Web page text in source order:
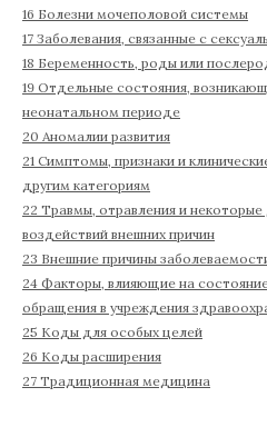
16 Болезни мочеполовой системы
17 Заболевания, связанные с
18 Беременность, роды или
19 Отдельные состояния,
неонатальном периоде
20 Аномалии развития
21 Симптомы, признаки и
другим категориям
22 Травмы, отравления и некоторые
воздействий внешних причин
23 Внешние причины
24 Факторы, влияющие на
обращения в учреждения
25 Коды для особых целей
26 Коды расширения
27 Традиционная медицина